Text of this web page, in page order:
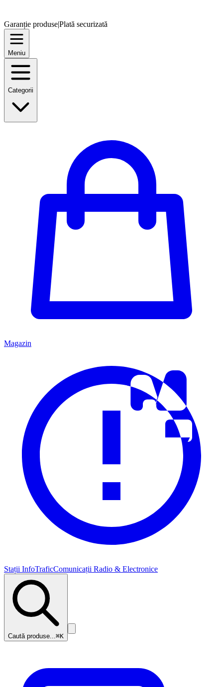
Garanție produse|Plată securizată
Meniu
Categorii
Magazin
Stații InfoTraficComunicații Radio & Electronice
Caută produse...⌘K